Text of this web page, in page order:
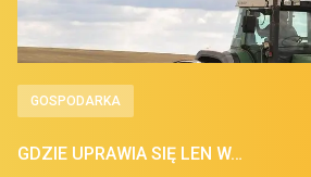
GOSPODARKA
GDZIE UPRAWIA SIĘ LEN W…